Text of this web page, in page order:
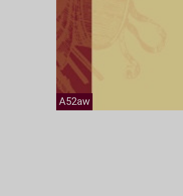
A52aw